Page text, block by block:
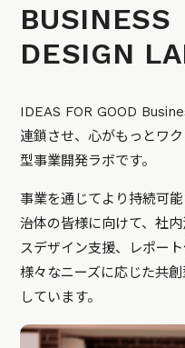
BUSINESS
DESIGN
IDEAS FOR GOOD
連鎖させ、心がもっとワ
型事業開発ラボです。
事業を通じてより持続可
治体の皆様に向けて、社
スデザイン支援、レポー
様々なニーズに応じた共
しています。